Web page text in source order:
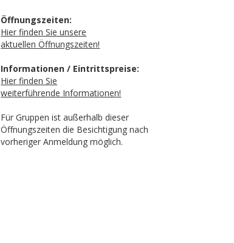
Öffnungszeiten:
Hier finden Sie unsere
aktuellen Öffnungszeiten!
Informationen / Eintrittspreise:
Hier finden Sie
weiterführende Informationen!
Für Gruppen ist außerhalb dieser
Öffnungszeiten die Besichtigung nach
vorheriger Anmeldung möglich.